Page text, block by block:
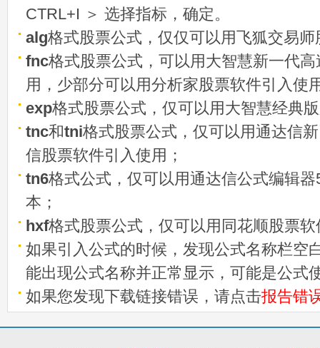
CTRL+I ＞ 选择指标，确定。
alg格式股票公式，仅仅可以用飞狐交易
fnc格式股票公式，可以用大智慧新一代
用，少部分可以用分析家股票软件引入使
exp格式股票公式，仅可以用大智慧经典
tnc和tni格式股票公式，仅可以用通达信
信股票软件引入使用；
tn6格式公式，仅可以用通达信公式编辑
本；
hxf格式股票公式，仅可以用同花顺股票
如果引入公式的时候，发现公式名称栏空
能出现公式名称并正常显示，可能是公式
如果您发现下载链接错误，请点击报告错